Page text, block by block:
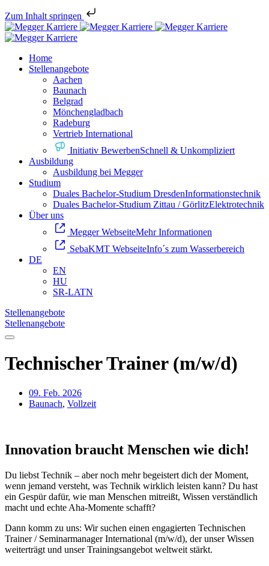
Zum Inhalt springen
Home
Stellenangebote
Aachen
Baunach
Belgrad
Mönchengladbach
Radeburg
Vertrieb International
Initiativ BewerbenSchnell & Unkompliziert
Ausbildung
Ausbildung bei Megger
Studium
Duales Bachelor-Studium DresdenInformationstechnik
Duales Bachelor-Studium Zittau / GörlitzElektrotechnik
Über uns
Megger WebseiteMehr Informationen
SebaKMT WebseiteInfo´s zum Wasserbereich
DE
EN
HU
SR-LATN
Stellenangebote
Stellenangebote
Technischer Trainer (m/w/d)
09. Feb. 2026
Baunach, Vollzeit
Innovation braucht Menschen wie dich!
Du liebst Technik – aber noch mehr begeistert dich der Moment,
wenn jemand versteht, was Technik wirklich leisten kann? Du hast
ein Gespür dafür, wie man Menschen mitreißt, Wissen verständlich
macht und echte Aha-Momente schafft?
Dann komm zu uns: Wir suchen einen engagierten Technischen
Trainer / Seminarmanager International (m/w/d), der unser Wissen
weiterträgt und unser Trainingsangebot weltweit stärkt.